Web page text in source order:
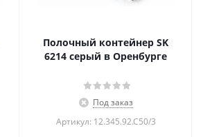
Полочный контейнер SK
6214 серый в Оренбурге
Под заказ
Артикул: 12.345.92.С50/3